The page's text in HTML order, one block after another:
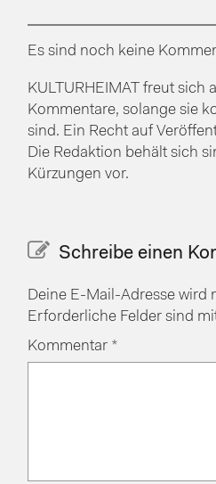
Es sind noch keine
KULTURHEIMAT freut sich
Kommentare, solange sie
sind. Ein Recht auf
Die Redaktion behält sich
Kürzungen vor.
Schreibe einen
Deine E-Mail-Adresse wird
Erforderliche Felder sind
Kommentar *